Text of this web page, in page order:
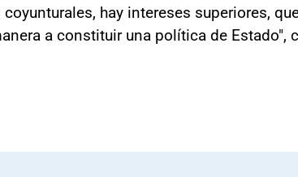
hay intereses superiores,
a constituir una política de Estado",